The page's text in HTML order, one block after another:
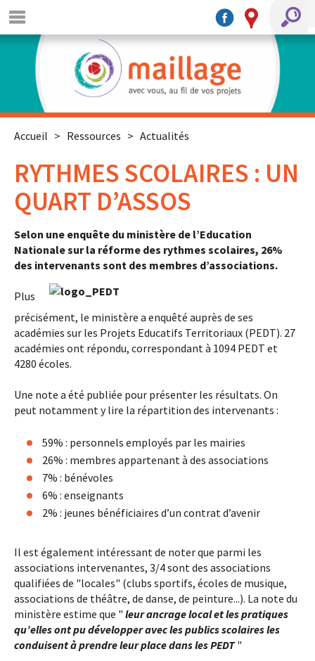
Accueil > Ressources > Actualités
RYTHMES SCOLAIRES : UN
QUART D’ASSOS
Selon une enquête du ministère de l’Education
Nationale sur la réforme des rythmes scolaires, 26%
des intervenants sont des membres d’associations.
Plus
précisément, le ministère a enquêté auprès de ses
académies sur les Projets Educatifs Territoriaux (PEDT). 27
académies ont répondu, correspondant à 1094 PEDT et
4280 écoles.
Une note a été publiée pour présenter les résultats. On
peut notamment y lire la répartition des intervenants :
59% : personnels employés par les mairies
26% : membres appartenant à des associations
7% : bénévoles
6% : enseignants
2% : jeunes bénéficiaires d’un contrat d’avenir
Il est également intéressant de noter que parmi les
associations intervenantes, 3/4 sont des associations
qualifiées de "locales" (clubs sportifs, écoles de musique,
associations de théâtre, de danse, de peinture...). La note du
ministère estime que " leur ancrage local et les pratiques
qu’elles ont pu développer avec les publics scolaires les
conduisent à prendre leur place dans lesPEDT"